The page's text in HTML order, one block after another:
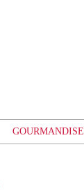
GOURMANDISE